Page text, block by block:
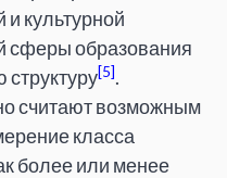
культурной
сферы образования
структуру[5].
считают возможным
класса
более или менее